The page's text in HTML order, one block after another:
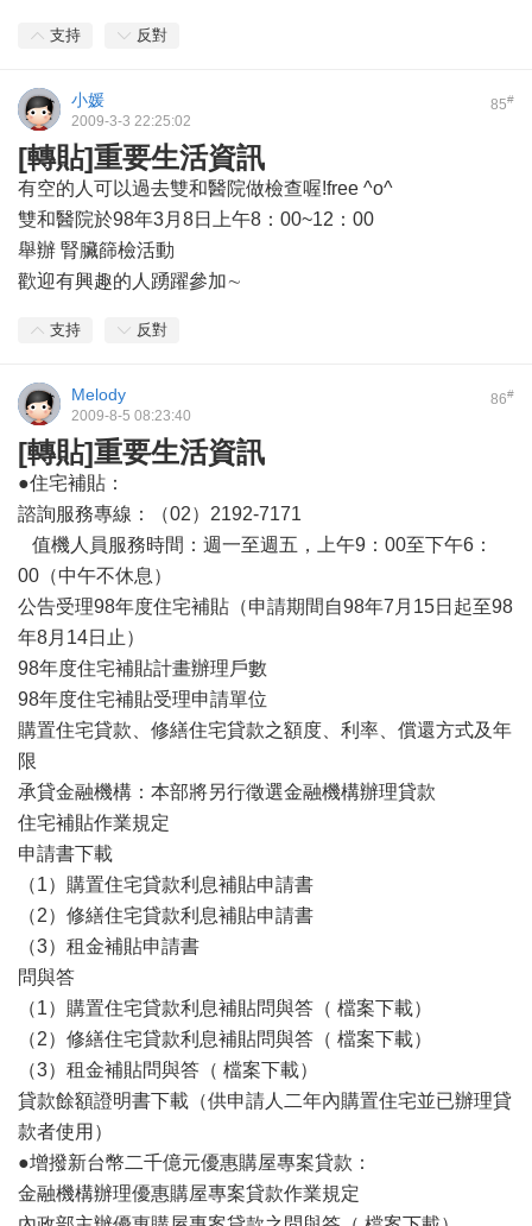
支持 反對
85#
小媛
2009-3-3 22:25:02
[轉貼]重要生活資訊
有空的人可以過去雙和醫院做檢查喔!free ^o^
雙和醫院於98年3月8日上午8：00~12：00
舉辦 腎臟篩檢活動
歡迎有興趣的人踴躍參加∼
支持 反對
86#
Melody
2009-8-5 08:23:40
[轉貼]重要生活資訊
●住宅補貼：
諮詢服務專線：（02）2192-7171
值機人員服務時間：週一至週五，上午9：00至下午6：
00（中午不休息）
公告受理98年度住宅補貼（申請期間自98年7月15日起至98
年8月14日止）
98年度住宅補貼計畫辦理戶數
98年度住宅補貼受理申請單位
購置住宅貸款、修繕住宅貸款之額度、利率、償還方式及年
限
承貸金融機構：本部將另行徵選金融機構辦理貸款
住宅補貼作業規定
申請書下載
（1）購置住宅貸款利息補貼申請書
（2）修繕住宅貸款利息補貼申請書
（3）租金補貼申請書
問與答
（1）購置住宅貸款利息補貼問與答（ 檔案下載）
（2）修繕住宅貸款利息補貼問與答（ 檔案下載）
（3）租金補貼問與答（ 檔案下載）
貸款餘額證明書下載（供申請人二年內購置住宅並已辦理貸
款者使用）
●增撥新台幣二千億元優惠購屋專案貸款：
金融機構辦理優惠購屋專案貸款作業規定